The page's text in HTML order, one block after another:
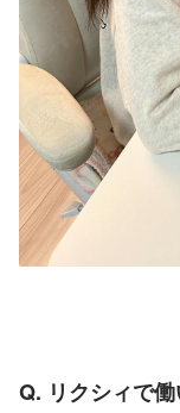
Q. リクシィで